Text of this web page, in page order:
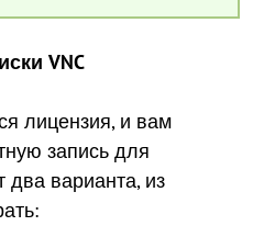
VNC
лицензия, и вам
запись для
два варианта, из